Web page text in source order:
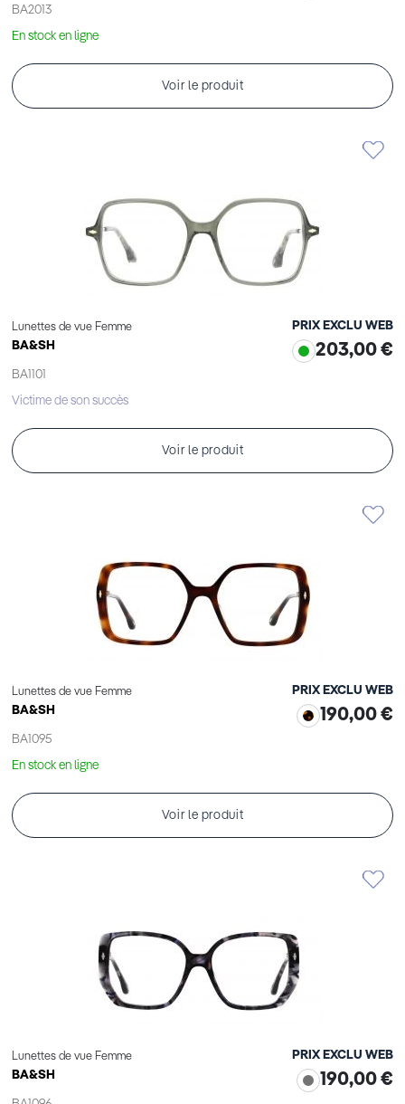
BA2013
En stock en ligne
Voir le produit
Lunettes de vue Femme
BA&SH
BA1101
PRIX EXCLU WEB
203,00 €
Victime de son succès
Voir le produit
Lunettes de vue Femme
BA&SH
BA1095
PRIX EXCLU WEB
190,00 €
En stock en ligne
Voir le produit
Lunettes de vue Femme
BA&SH
PRIX EXCLU WEB
190,00 €